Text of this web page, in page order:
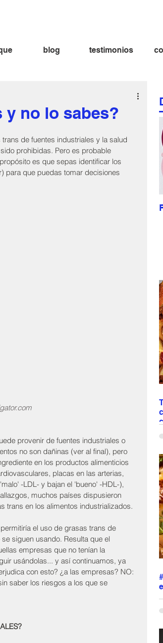
blog testimonios
y no lo sabes?
de fuentes industriales y la salud
prohibidas. Pero es probable
es que sepas identificar los
para que puedas tomar decisiones
provenir de fuentes industriales o
no son dañinas (ver al final), pero
en los productos alimenticios
placas en las arterias,
-LDL- y bajan el 'bueno' -HDL-),
muchos países dispusieron
trans en los alimentos industrializados.
el uso de grasas trans de
siguen usando. Resulta que el
empresas que no tenían la
usándolas... y así continuamos, ya
con esto? ¿a las empresas? NO:
saber los riesgos a los que se